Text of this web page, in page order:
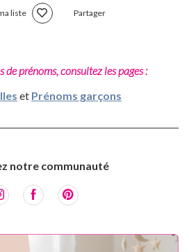
liste Partager
de prénoms, consultez les pages :
et Prénoms garçons
notre communauté